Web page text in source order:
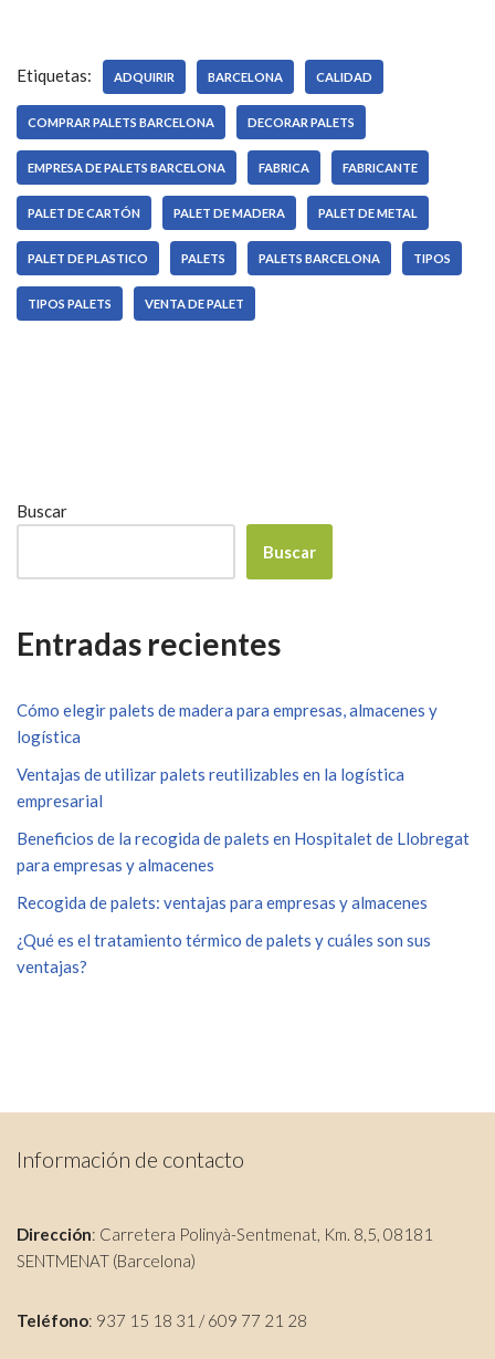
Etiquetas: ADQUIRIR BARCELONA CALIDAD
COMPRAR PALETS BARCELONA DECORAR PALETS
EMPRESA DE PALETS BARCELONA FABRICA FABRICANTE
PALET DE CARTÓN PALET DE MADERA PALET DE METAL
PALET DE PLASTICO PALETS PALETS BARCELONA TIPOS
TIPOS PALETS VENTA DE PALET
Buscar
Buscar
Entradas recientes
Cómo elegir palets de madera para empresas, almacenes y
logística
Ventajas de utilizar palets reutilizables en la logística
empresarial
Beneficios de la recogida de palets en Hospitalet de Llobregat
para empresas y almacenes
Recogida de palets: ventajas para empresas y almacenes
¿Qué es el tratamiento térmico de palets y cuáles son sus
ventajas?
Información de contacto
Dirección: Carretera Polinyà-Sentmenat, Km. 8,5, 08181
SENTMENAT (Barcelona)
Teléfono: 937 15 18 31 / 609 77 21 28